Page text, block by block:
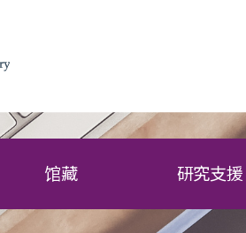
馆藏 研究支援